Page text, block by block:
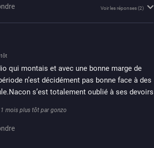
Voir les réponses(2)
qui montais et avec une bonne marge de
n’est décidément pas bonne face à des
s’est totalement oublié à ses devoirs
mois plus tôt par gonzo